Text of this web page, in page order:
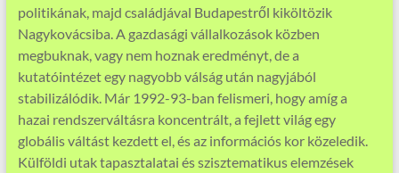
politikának, majd családjával Budapestről kiköltözik
Nagykovácsiba. A gazdasági vállalkozások közben
megbuknak, vagy nem hoznak eredményt, de a
kutatóintézet egy nagyobb válság után nagyjából
stabilizálódik. Már 1992-93-ban felismeri, hogy amíg a
hazai rendszerváltásra koncentrált, a fejlett világ egy
globális váltást kezdett el, és az információs kor közeledik.
Külföldi utak tapasztalatai és szisztematikus elemzések